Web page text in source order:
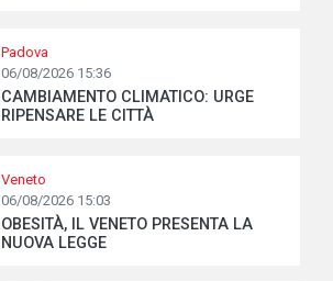
Padova
06/08/2026 15:36
CAMBIAMENTO CLIMATICO: URGE
RIPENSARE LE CITTÀ
Veneto
06/08/2026 15:03
OBESITÀ, IL VENETO PRESENTA LA
NUOVA LEGGE